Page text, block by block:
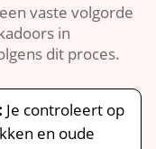
vaste volgorde
in
dit proces.​
Je controleert op
en oude